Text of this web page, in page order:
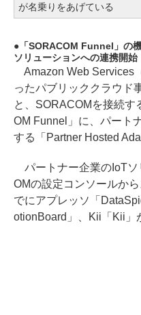
が名乗りをあげている
「SORACOM Funnel」の
ソリューションへの連携開始
Amazon Web Services
ったパブリッククラウド
と、SORACOMを接続す
OM Funnel」に、パート
する「Partner Hosted
パートナー企業のIoTソ
OMの設定コンソールか
でにアプレッソ「
otionBoard」、Kii「Kii」